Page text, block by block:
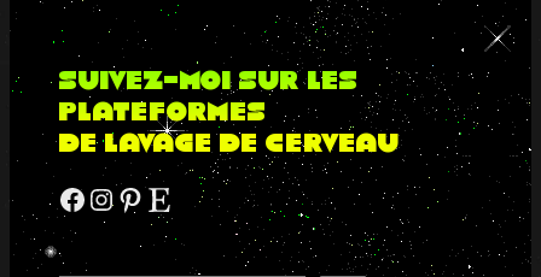
suivez-moi sur les
plateformes
de lavage de cerveau
Facebook Instagram Pinterest Etsy